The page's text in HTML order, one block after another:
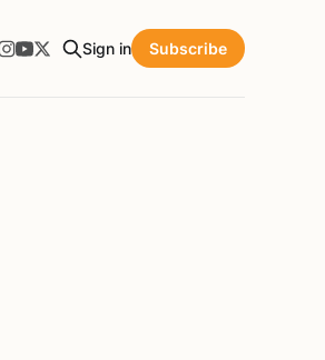
Sign in Subscribe